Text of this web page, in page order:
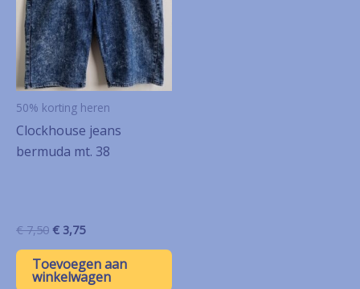
50% korting heren
Clockhouse jeans
bermuda mt. 38
€7,50 Oorspronkelijke
was:
€ 7,50.
€ 3,75Huidige
is:
€ 3,75.
Toevoegen aan
winkelwagen